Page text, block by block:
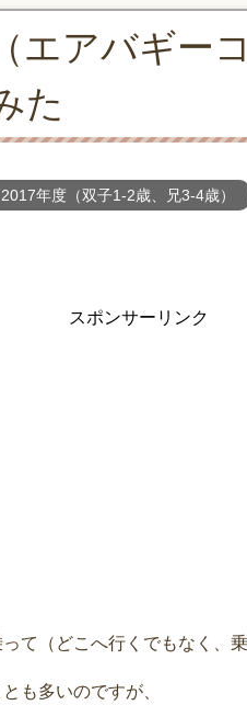
エアバギー
た
年度（双子1-2歳、兄3-4歳）
スポンサーリンク
て（どこへ行くでもなく、乗
も多いのですが、